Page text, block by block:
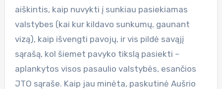
aiškintis, kaip nuvykti į sunkiau pasiekiamas
valstybes (kai kur kildavo sunkumų, gaunant
vizą), kaip išvengti pavojų, ir vis pildė savąjį
sąrašą, kol šiemet pavyko tikslą pasiekti –
aplankytos visos pasaulio valstybės, esančios
JTO sąraše. Kaip jau minėta, paskutinė Aušrio